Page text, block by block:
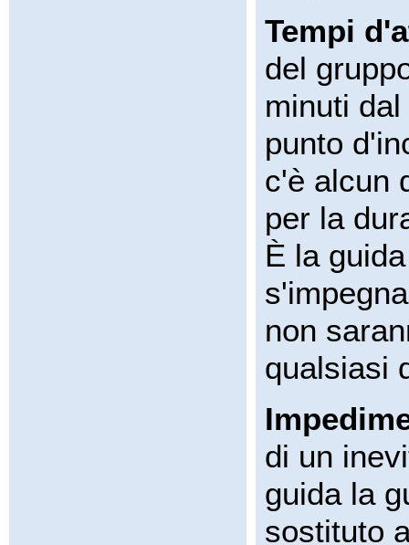
Tempi
del
minuti
punto
c'è alcun
per la
È la
non
qualsiasi
di un
guida la
sostituto